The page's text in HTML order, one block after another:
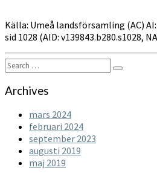
Källa: Umeå landsförsamling (AC)
sid 1028 (AID: v139843.b280.s1028,
Search
for:
Search
Archives
mars 2024
februari 2024
september 2023
augusti 2019
maj 2019